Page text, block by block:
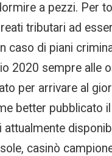
a pezzi. Per
tributari ad
di piani
2020 sempre alle
per arrivare al
better pubblicato
casinò